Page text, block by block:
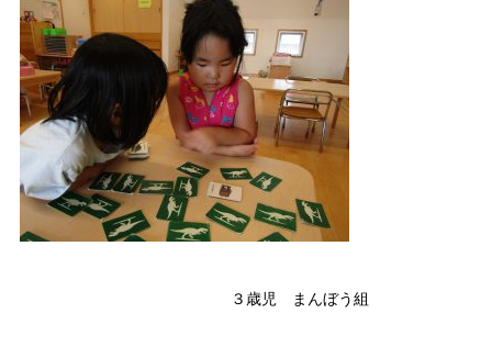
３歳児 まんぼう組